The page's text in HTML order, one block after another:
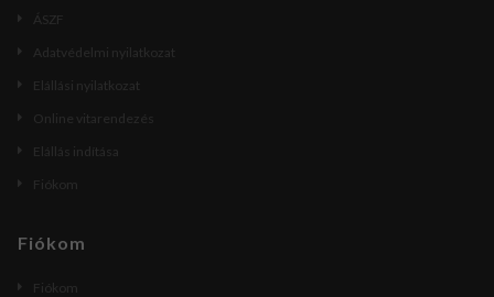
ÁSZF
Adatvédelmi nyilatkozat
Elállási nyilatkozat
Online vitarendezés
Elállás indítása
Fiókom
Fiókom
Fiókom